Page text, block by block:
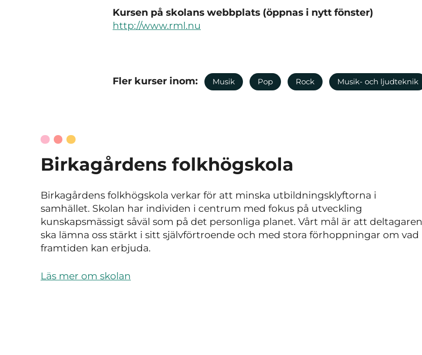
Kursen på skolans webbplats (öppnas i nytt fönster)
http://www.rml.nu
Fler kurser inom: Musik Pop Rock Musik- och ljudteknik
Birkagårdens folkhögskola
Birkagårdens folkhögskola verkar för att minska utbildningsklyftorna i
samhället. Skolan har individen i centrum med fokus på utveckling
kunskapsmässigt såväl som på det personliga planet. Vårt mål är att deltagaren
ska lämna oss stärkt i sitt självförtroende och med stora förhoppningar om vad
framtiden kan erbjuda.
Läs mer om skolan